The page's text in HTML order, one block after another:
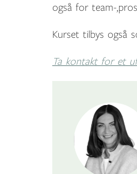
også for team-
Kurset tilbys også
Ta kontakt for et